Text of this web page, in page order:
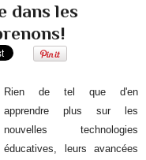
dans les
Rien de tel que d'en
apprendre plus sur les
nouvelles technologies
éducatives, leurs avancées